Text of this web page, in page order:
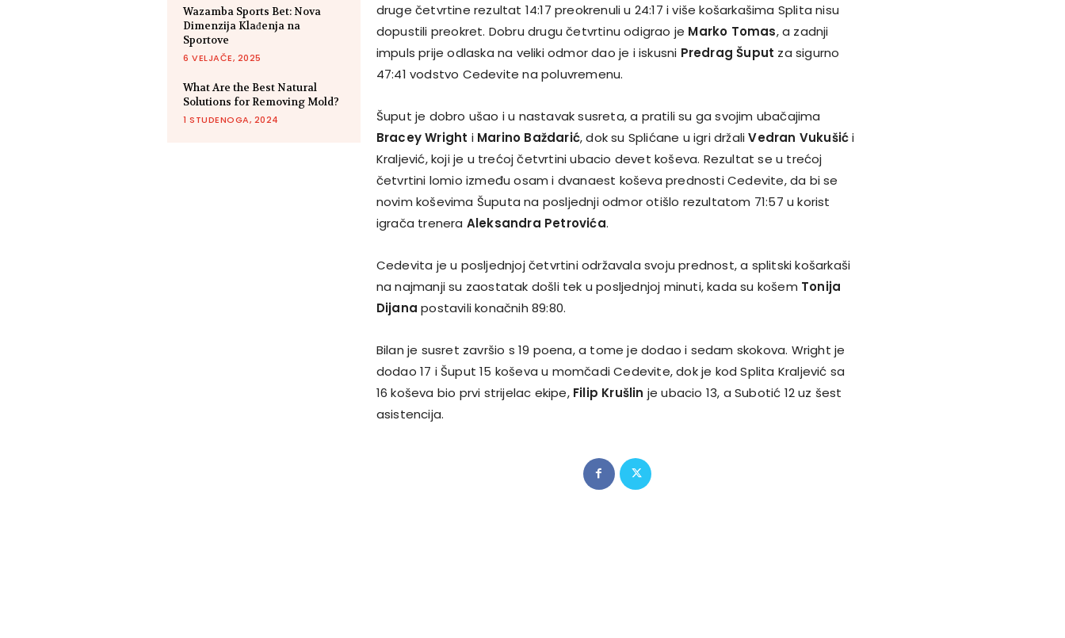
Wazamba Sports Bet: Nova
Dimenzija Klađenja na
Sportove
6 VELJAČE, 2025
What Are the Best Natural
Solutions for Removing Mold?
1 STUDENOGA, 2024
druge četvrtine rezultat 14:17 preokrenuli u 24:17 i više košarkašima Splita nisu
dopustili preokret. Dobru drugu četvrtinu odigrao je Marko Tomas, a zadnji
impuls prije odlaska na veliki odmor dao je i iskusni Predrag Šuput za sigurno
47:41 vodstvo Cedevite na poluvremenu.
Šuput je dobro ušao i u nastavak susreta, a pratili su ga svojim ubačajima
Bracey Wright i Marino Baždarić, dok su Splićane u igri držaliVedran Vukušići
Kraljević, koji je u trećoj četvrtini ubacio devet koševa. Rezultat se u trećoj
četvrtini lomio između osam i dvanaest koševa prednosti Cedevite, da bi se
novim koševima Šuputa na posljednji odmor otišlo rezultatom 71:57 u korist
igrača trenera Aleksandra Petrovića.
Cedevita je u posljednjoj četvrtini održavala svoju prednost, a splitski košarkaši
na najmanji su zaostatak došli tek u posljednjoj minuti, kada su košem Tonija
Dijana postavili konačnih 89:80.
Bilan je susret završio s 19 poena, a tome je dodao i sedam skokova. Wright je
dodao 17 i Šuput 15 koševa u momčadi Cedevite, dok je kod Splita Kraljević sa
16 koševa bio prvi strijelac ekipe, Filip Krušlin je ubacio 13, a Subotić 12 uz šest
asistencija.